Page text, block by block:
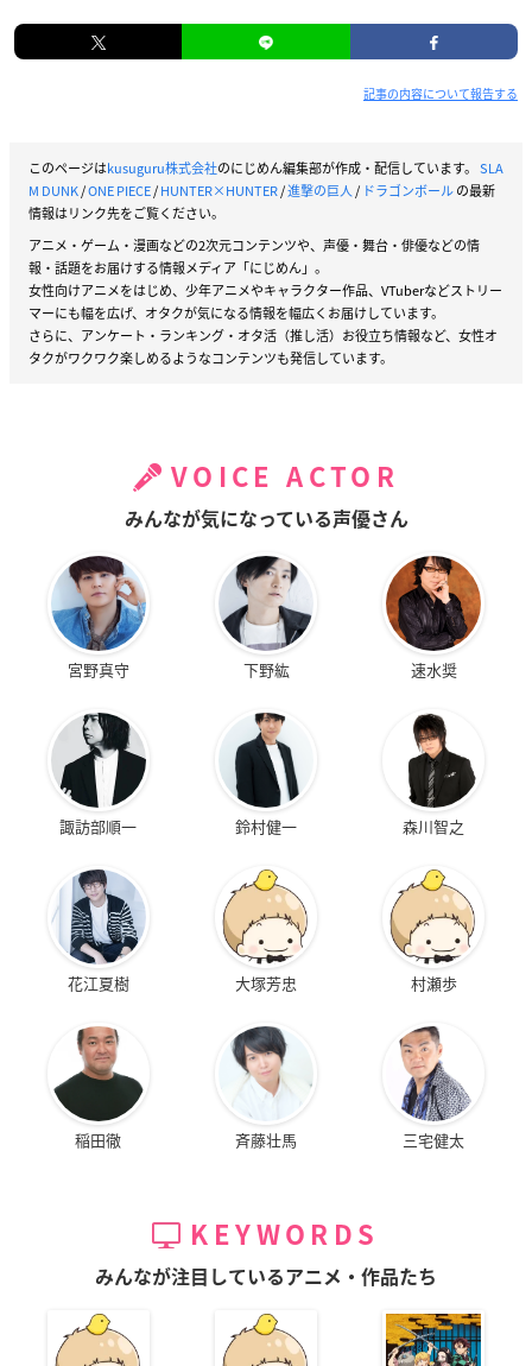
記事の内容について報告する
このページはkusuguru株式会社のにじめん編集部が作成・配信しています。 SLA
M DUNK/ONE PIECE/HUNTER×HUNTER/進撃の巨人/ ドラゴンボールの最新
情報はリンク先をご覧ください。
アニメ・ゲーム・漫画などの2次元コンテンツや、声優・舞台・俳優などの情
報・話題をお届けする情報メディア「にじめん」。
女性向けアニメをはじめ、少年アニメやキャラクター作品、VTuberなどストリー
マーにも幅を広げ、オタクが気になる情報を幅広くお届けしています。
さらに、アンケート・ランキング・オタ活（推し活）お役立ち情報など、女性オ
タクがワクワク楽しめるようなコンテンツも発信しています。
VOICE ACTOR
みんなが気になっている声優さん
宮野真守 下野紘 速水奨
諏訪部順一 鈴村健一 森川智之
花江夏樹 大塚芳忠 村瀬歩
稲田徹 斉藤壮馬 三宅健太
KEYWORDS
みんなが注目しているアニメ・作品たち